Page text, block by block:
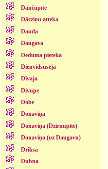
Dančupīte
Dārziņu atteka
Dauda
Daugava
Deduma pieteka
Dienvidsusēja
Dīvaja
Divupe
Dobe
Donaviņa
Donaviņa (Dzirnupīte)
Donaviņa (uz Daugavu)
Driksa
Dubna